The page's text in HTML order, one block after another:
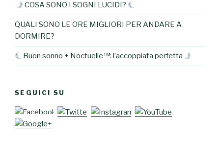
COSA SONO I SOGNI LUCIDI?
QUALI SONO LE ORE MIGLIORI PER ANDARE A
DORMIRE?
Buon sonno + Noctuelle™: l’accoppiata perfetta
SEGUICI SU